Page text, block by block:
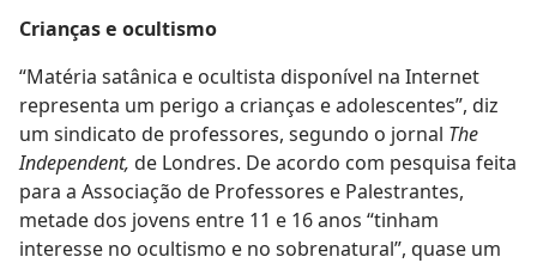
Crianças e ocultismo
“Matéria satânica e ocultista disponível na Internet
representa um perigo a crianças e adolescentes”, diz
um sindicato de professores, segundo o jornal The
Independent, de Londres. De acordo com pesquisa feita
para a Associação de Professores e Palestrantes,
metade dos jovens entre 11 e 16 anos “tinham
interesse no ocultismo e no sobrenatural”, quase um